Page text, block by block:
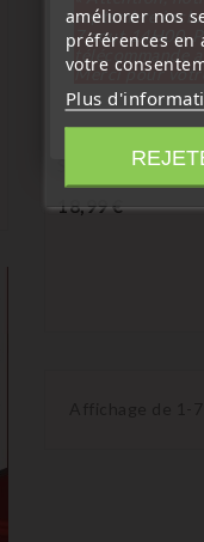
Dacia
Kit De
Sandero VAC102
18,99 €Prix
améliorer nos
préférences en
votre
Plus
septembre
7 aout 14H00.
télécommande
Merci pour